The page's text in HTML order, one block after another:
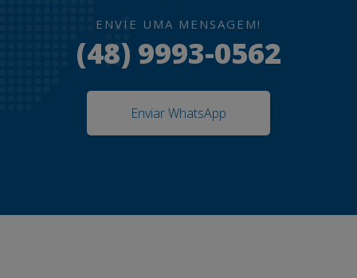
ENVIE UMA MENSAGEM!
(48) 9993-0562
Enviar WhatsApp